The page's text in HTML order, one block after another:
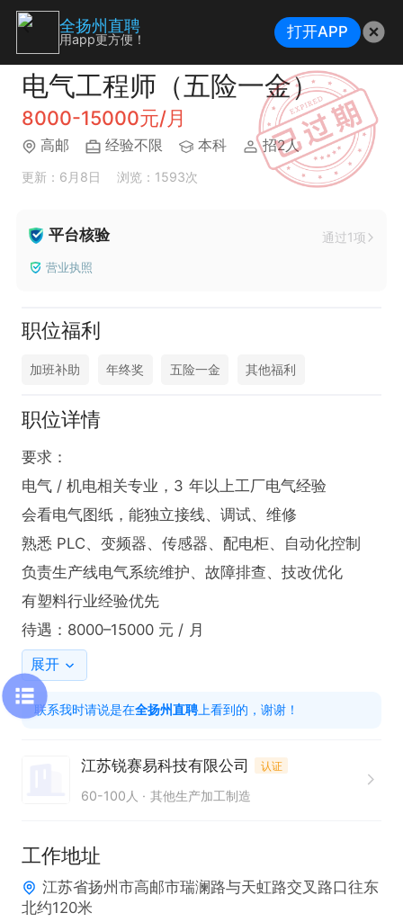
电气工程师（五险一金）
8000-15000元/月
高邮 经验不限 本科 招2人
更新：6月8日 浏览：1593次
平台核验 通过1项
营业执照
职位福利
加班补助 年终奖 五险一金 其他福利
职位详情
要求：
电气 / 机电相关专业，3 年以上工厂电气经验
会看电气图纸，能独立接线、调试、维修
熟悉 PLC、变频器、传感器、配电柜、自动化控制
负责生产线电气系统维护、故障排查、技改优化
有塑料行业经验优先
待遇：8000–15000 元 / 月
展开
联系我时请说是在全扬州直聘 上看到的，谢谢！
江苏锐赛易科技有限公司 认证
60-100人 其他生产加工制造
工作地址
江苏省扬州市高邮市瑞澜路与天虹路交叉路口往东
北约120米
全扬州直聘
用app更方便！ 打开APP